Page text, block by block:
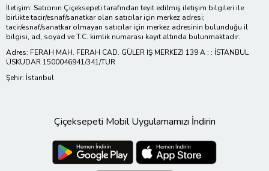
İletişim: Satıcının Çiçeksepeti tarafından teyit edilmiş iletişim bilgileri ile
birlikte tacir/esnaf/sanatkar olan satıcılar için merkez adresi;
tacir/esnaf/sanatkar olmayan satıcılar için merkez adresinin bulunduğu il
bilgisi, ad, soyad ve T.C. kimlik numarası kayıt altında bulunmaktadır.
Adres: FERAH MAH. FERAH CAD. GÜLER IŞ MERKEZI 139 A : : İSTANBUL
ÜSKÜDAR 1500046941/341/TUR
Şehir: İstanbul
Çiçeksepeti Mobil Uygulamamızı İndirin